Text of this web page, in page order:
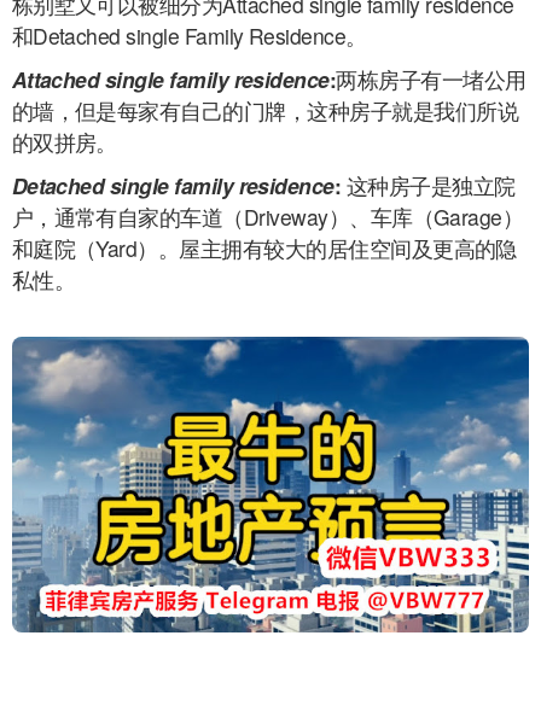
和Detached single Family Residence。
Attached single family residence:两栋房子有一堵公用
的墙，但是每家有自己的门牌，这种房子就是我们所说
的双拼房。
Detached single family residence: 这种房子是独立院
户，通常有自家的车道（Driveway）、车库（Garage）
和庭院（Yard）。屋主拥有较大的居住空间及更高的隐
私性。